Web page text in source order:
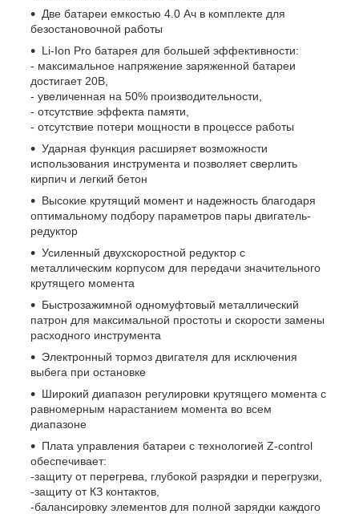
Две батареи емкостью 4.0 Ач в комплекте для
безостановочной работы
Li-Ion Pro батарея для большей эффективности:
- максимальное напряжение заряженной батареи
достигает 20В,
- увеличенная на 50% производительности,
- отсутствие эффекта памяти,
- отсутствие потери мощности в процессе работы
Ударная функция расширяет возможности
использования инструмента и позволяет сверлить
кирпич и легкий бетон
Высокие крутящий момент и надежность благодаря
оптимальному подбору параметров пары двигатель-
редуктор
Усиленный двухскоростной редуктор с
металлическим корпусом для передачи значительного
крутящего момента
Быстрозажимной одномуфтовый металлический
патрон для максимальной простоты и скорости замены
расходного инструмента
Электронный тормоз двигателя для исключения
выбега при остановке
Широкий диапазон регулировки крутящего момента с
равномерным нарастанием момента во всем
диапазоне
Плата управления батареи с технологией Z-control
обеспечивает:
-защиту от перегрева, глубокой разрядки и перегрузки,
-защиту от КЗ контактов,
-балансировку элементов для полной зарядки каждого